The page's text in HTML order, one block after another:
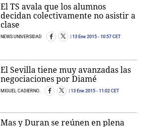
El TS avala que los alumnos
decidan colectivamente no asistir a
clase
NEWS UNIVERSIDAD 13 Ene 2015 - 10:57 CET
El Sevilla tiene muy avanzadas las
negociaciones por Diamé
MIGUEL CADIERNO. 13 Ene 2015 - 11:02 CET
Mas y Duran se reúnen en plena